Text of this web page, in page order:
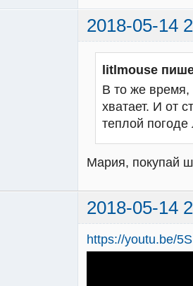
2018-05-14
litlmouse
В то же время,
хватает. И от
теплой погоде
Мария, покупай
2018-05-14
https://youtu.be/